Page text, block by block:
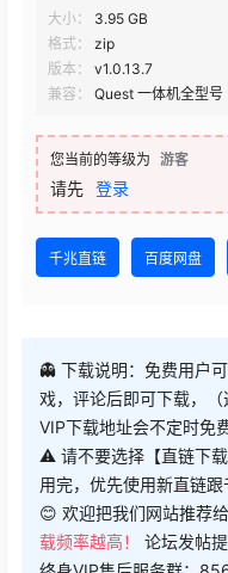
大小：
3.95 GB
格式：
zip
版本：
v1.0.13.7
兼容：
Quest 一体机全型号
您当前的等级为 游客
请先 登录
千兆直链 百度网盘
👻 下载说明：免费用户
戏，评论后即可下载，（
VIP下载地址会不定时免
⚠ 请不要选择【直链下
用完，优先使用新直链
😊 欢迎把我们网站推荐
载频率越高！ 论坛发帖